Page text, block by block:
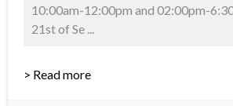
10:00am-12:00pm and 02:00pm-
21st of Se ...
> Read more